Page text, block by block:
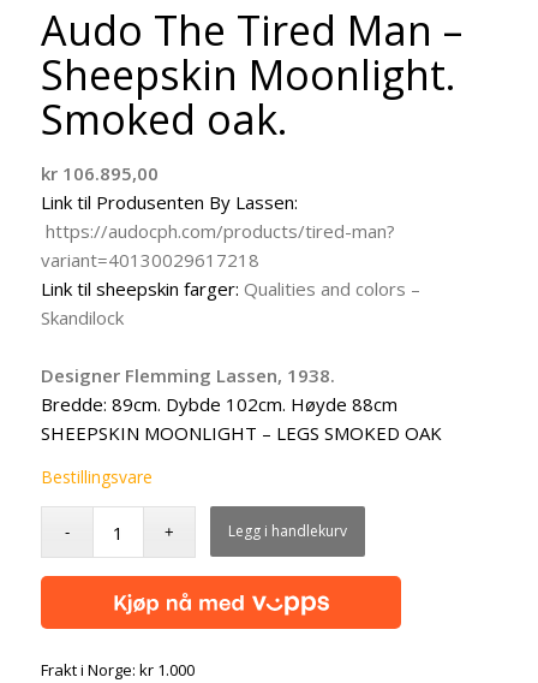
Audo The Tired Man –
Sheepskin Moonlight.
Smoked oak.
kr106.895,00
Link til Produsenten By Lassen:
https://audocph.com/products/tired-man?
variant=40130029617218
Link til sheepskin farger: Qualities and colors –
Skandilock
Designer Flemming Lassen, 1938.
Bredde: 89cm. Dybde 102cm. Høyde 88cm
SHEEPSKIN MOONLIGHT – LEGS SMOKED OAK
Bestillingsvare
Legg i handlekurv
Frakt i Norge: kr 1.000